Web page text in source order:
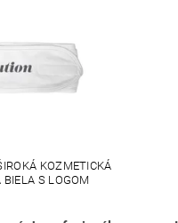
KOZMETICKÁ
BIELA S LOGOM